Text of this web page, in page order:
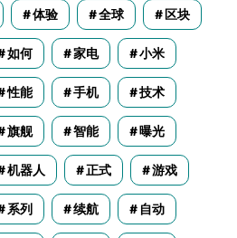
体验 全球 区块
如何 家电 小米
性能 手机 技术
旗舰 智能 曝光
机器人 正式 游戏
系列 续航 自动